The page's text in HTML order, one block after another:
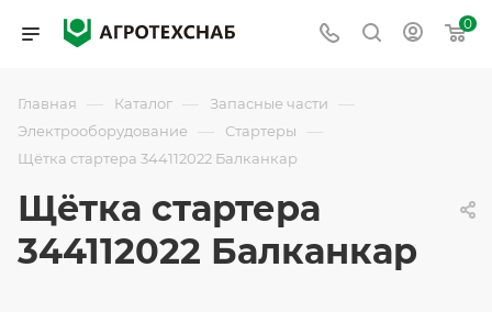
0
Главная — Каталог — Запасные части —
Электрооборудование — Стартеры —
Щётка стартера 344112022 Балканкар
Щётка стартера
344112022 Балканкар